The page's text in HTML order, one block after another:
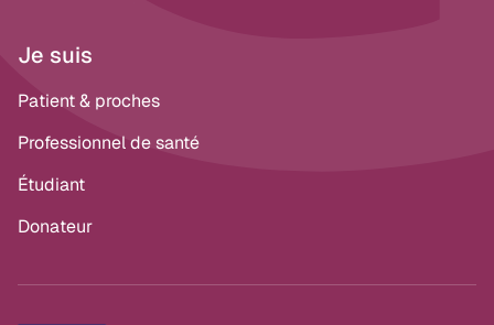
Je suis
Patient & proches
Professionnel de santé
Étudiant
Donateur